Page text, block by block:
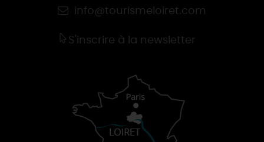
info@tourismeloiret.com
S'inscrire à la newsletter